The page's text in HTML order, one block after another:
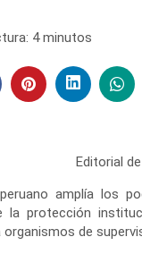
4 minutos
Editorial
amplía los
la protección
de